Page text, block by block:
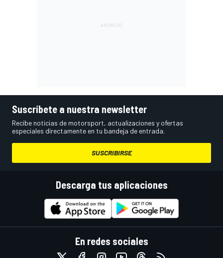
Suscríbete a nuestra newsletter
Recibe noticias de motorsport, actualizaciones y ofertas
especiales directamente en tu bandeja de entrada.
SUSCRIBIRSE
Descarga tus aplicaciones
En redes sociales